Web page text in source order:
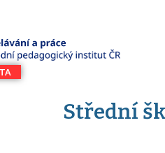
Střední